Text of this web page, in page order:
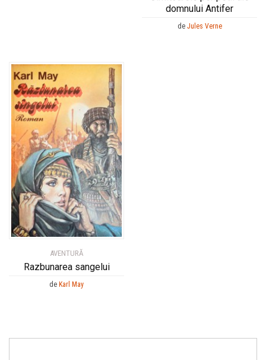
domnului Antifer
de Jules Verne
AVENTURĂ
Razbunarea sangelui
de Karl May